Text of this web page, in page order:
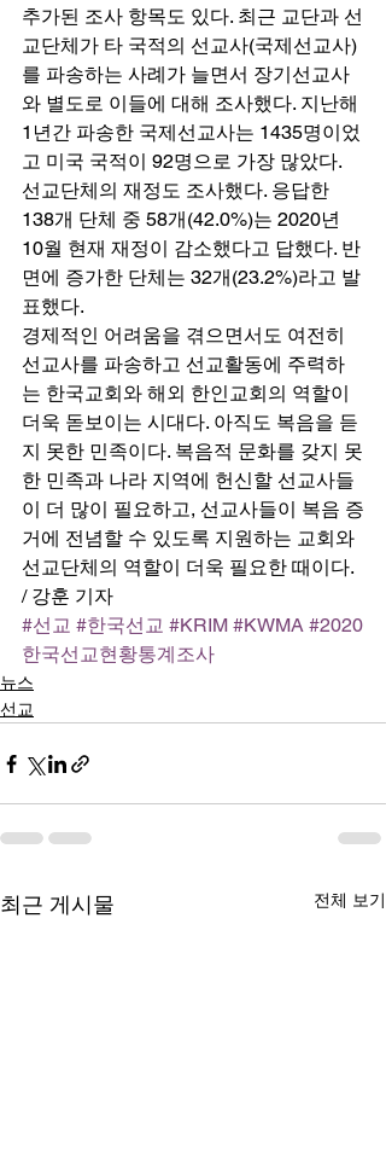
추가된 조사 항목도 있다. 최근 교단과 선
교단체가 타 국적의 선교사(국제선교사)
를 파송하는 사례가 늘면서 장기선교사
와 별도로 이들에 대해 조사했다. 지난해
1년간 파송한 국제선교사는 1435명이었
고 미국 국적이 92명으로 가장 많았다.
선교단체의 재정도 조사했다. 응답한
138개 단체 중 58개(42.0%)는 2020년
10월 현재 재정이 감소했다고 답했다. 반
면에 증가한 단체는 32개(23.2%)라고 발
표했다.
경제적인 어려움을 겪으면서도 여전히
선교사를 파송하고 선교활동에 주력하
는 한국교회와 해외 한인교회의 역할이
더욱 돋보이는 시대다. 아직도 복음을 듣
지 못한 민족이다. 복음적 문화를 갖지 못
한 민족과 나라 지역에 헌신할 선교사들
이 더 많이 필요하고, 선교사들이 복음 증
거에 전념할 수 있도록 지원하는 교회와
선교단체의 역할이 더욱 필요한 때이다.
/ 강훈 기자
#선교 #한국선교 #KRIM #KWMA #2020
한국선교현황통계조사
뉴스
선교
최근 게시물 전체 보기